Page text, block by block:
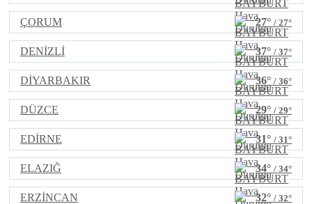
ÇORUM 27° / 27°
DENİZLİ 37° / 37°
DİYARBAKIR 36° / 36°
DÜZCE 29° / 29°
EDİRNE 31° / 31°
ELAZIĞ 34° / 34°
ERZİNCAN 32° / 32°